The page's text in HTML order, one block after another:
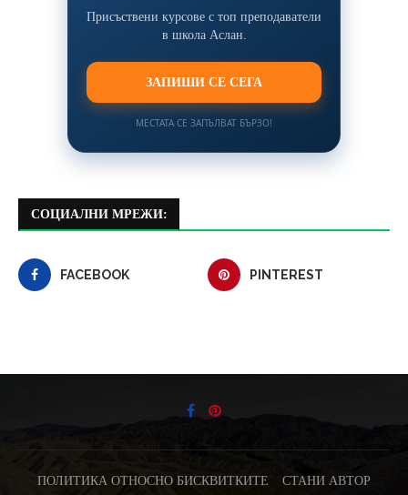
Присъствени курсове с топ преподаватели
в школа Аслан.
ЗАПИШИ СЕ СЕГА
МЕСТАТА СЕ ЗАПЪЛВАТ БЪРЗО!
СОЦИАЛНИ МРЕЖИ:
FACEBOOK PINTEREST
ПОЛИТИКА ОТНОСНО БИСКВИТКИТЕ СТАНИ АВТОР